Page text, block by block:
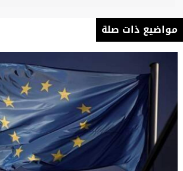
مواضيع ذات صلة